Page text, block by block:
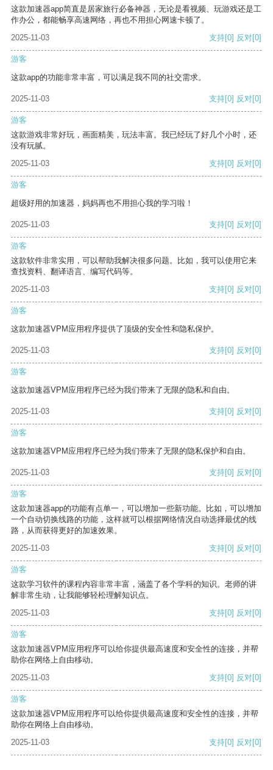
这款加速器app简直是居家旅行必备神器，无论是看视频、玩游戏还是工
作办公，都能畅享高速网络，再也不用担心网速卡顿了。
2025-11-03
支持[0] 反对[0]
游客
这款app的功能非常丰富，可以满足我不同的社交需求。
2025-11-03 支持[0] 反对[0]
游客
这款游戏非常好玩，画面精美，玩法丰富。我已经玩了好几个小时，还
没有玩腻。
2025-11-03
支持[0] 反对[0]
游客
超级好用的加速器，妈妈再也不用担心我的学习啦！
2025-11-03 支持[0] 反对[0]
游客
这款软件非常实用，可以帮助我解决很多问题。比如，我可以使用它来
查找资料、翻译语言、编写代码等。
2025-11-03
支持[0] 反对[0]
游客
这款加速器VPM应用程序提供了顶级的安全性和隐私保护。
2025-11-03 支持[0] 反对[0]
游客
这款加速器VPM应用程序已经为我们带来了无限的隐私和自由。
2025-11-03 支持[0] 反对[0]
游客
这款加速器VPM应用程序已经为我们带来了无限的隐私保护和自由。
2025-11-03 支持[0] 反对[0]
游客
这款加速器app的功能有点单一，可以增加一些新功能。比如，可以增加
一个自动切换线路的功能，这样就可以根据网络情况自动选择最优的线
路，从而获得更好的加速效果。
2025-11-03
支持[0] 反对[0]
游客
这款学习软件的课程内容非常丰富，涵盖了各个学科的知识。老师的讲
解非常生动，让我能够轻松理解知识点。
2025-11-03
支持[0] 反对[0]
游客
这款加速器VPM应用程序可以给你提供最高速度和安全性的连接，并帮
助你在网络上自由移动。
2025-11-03
支持[0] 反对[0]
游客
这款加速器VPM应用程序可以给你提供最高速度和安全性的连接，并帮
助你在网络上自由移动。
2025-11-03
支持[0] 反对[0]